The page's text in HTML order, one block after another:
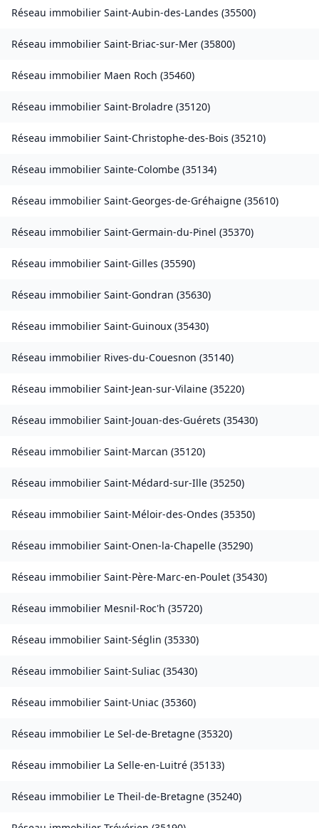
Réseau immobilier Saint-Aubin-des-Landes (35500)
Réseau immobilier Saint-Briac-sur-Mer (35800)
Réseau immobilier Maen Roch (35460)
Réseau immobilier Saint-Broladre (35120)
Réseau immobilier Saint-Christophe-des-Bois (35210)
Réseau immobilier Sainte-Colombe (35134)
Réseau immobilier Saint-Georges-de-Gréhaigne (35610)
Réseau immobilier Saint-Germain-du-Pinel (35370)
Réseau immobilier Saint-Gilles (35590)
Réseau immobilier Saint-Gondran (35630)
Réseau immobilier Saint-Guinoux (35430)
Réseau immobilier Rives-du-Couesnon (35140)
Réseau immobilier Saint-Jean-sur-Vilaine (35220)
Réseau immobilier Saint-Jouan-des-Guérets (35430)
Réseau immobilier Saint-Marcan (35120)
Réseau immobilier Saint-Médard-sur-Ille (35250)
Réseau immobilier Saint-Méloir-des-Ondes (35350)
Réseau immobilier Saint-Onen-la-Chapelle (35290)
Réseau immobilier Saint-Père-Marc-en-Poulet (35430)
Réseau immobilier Mesnil-Roc'h (35720)
Réseau immobilier Saint-Séglin (35330)
Réseau immobilier Saint-Suliac (35430)
Réseau immobilier Saint-Uniac (35360)
Réseau immobilier Le Sel-de-Bretagne (35320)
Réseau immobilier La Selle-en-Luitré (35133)
Réseau immobilier Le Theil-de-Bretagne (35240)